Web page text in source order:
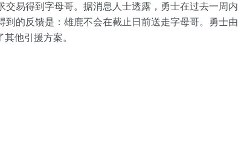
易得到字母哥。据消息人士透露，勇士在过去一周内
的反馈是：雄鹿不会在截止日前送走字母哥。勇士由
他引援方案。